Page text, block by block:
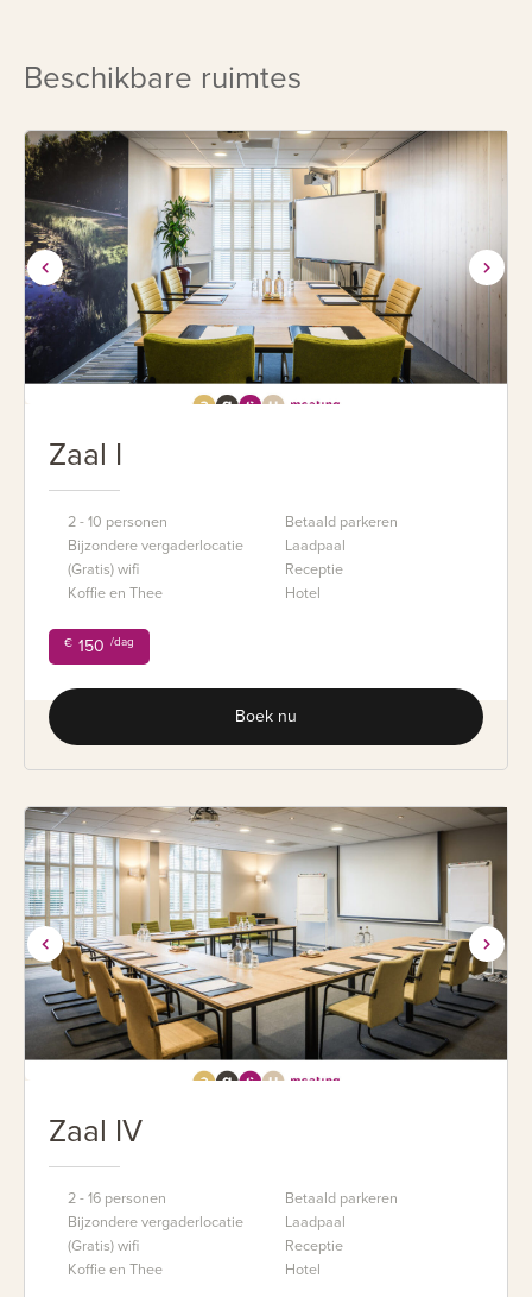
Beschikbare ruimtes
Zaal I
2 - 10 personen
Bijzondere vergaderlocatie
(Gratis) wifi
Koffie en Thee
Betaald parkeren
Laadpaal
Receptie
Hotel
€ 150 /dag
Boek nu
Zaal IV
2 - 16 personen
Bijzondere vergaderlocatie
(Gratis) wifi
Koffie en Thee
Betaald parkeren
Laadpaal
Receptie
Hotel